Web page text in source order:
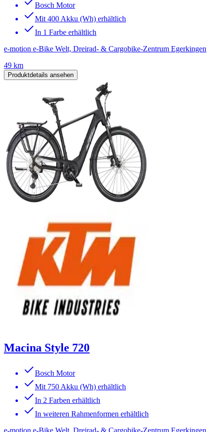
Bosch Motor
Mit 400 Akku (Wh) erhältlich
In 1 Farbe erhältlich
e-motion e-Bike Welt, Dreirad- & Cargobike-Zentrum Egerkingen
49 km
Produktdetails ansehen
Macina Style 720
Bosch Motor
Mit 750 Akku (Wh) erhältlich
In 2 Farben erhältlich
In weiteren Rahmenformen erhältlich